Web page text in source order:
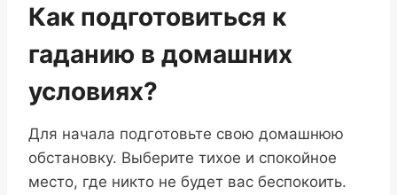
Как подготовиться к
гаданию в домашних
условиях?
Для начала подготовьте свою домашнюю
обстановку. Выберите тихое и спокойное
место, где никто не будет вас беспокоить.